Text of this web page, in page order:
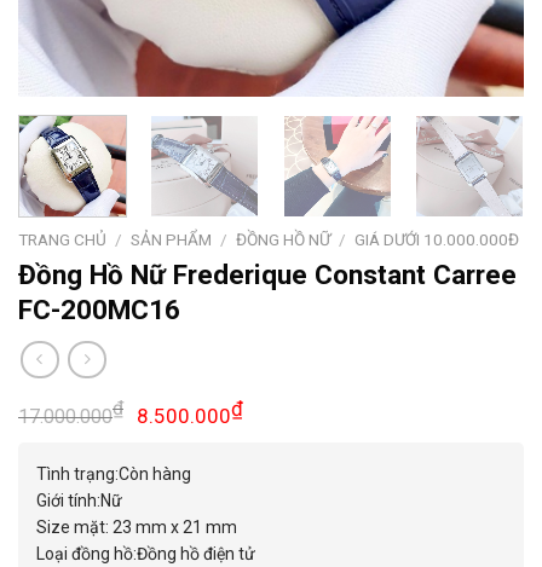
TRANG CHỦ / SẢN PHẨM / ĐỒNG HỒ NỮ / GIÁ DƯỚI 10.000.000Đ
Đồng Hồ Nữ Frederique Constant Carree
FC-200MC16
17.000.000₫
Giá
là:
8.500.000₫Giá
Tình trạng:Còn hàng
Giới tính:Nữ
Size mặt: 23 mm x 21 mm
Loại đồng hồ:Đồng hồ điện tử